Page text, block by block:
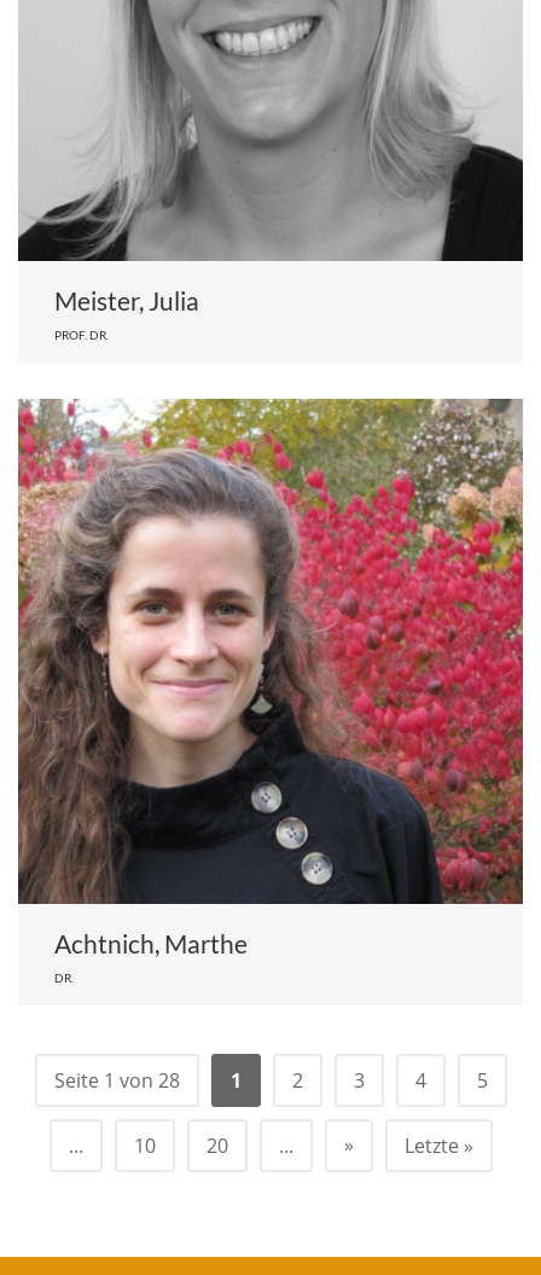
Meister, Julia
PROF. DR.
Achtnich, Marthe
DR.
Seite 1 von 28 1 2 3 4 5
... 10 20 ... » Letzte »